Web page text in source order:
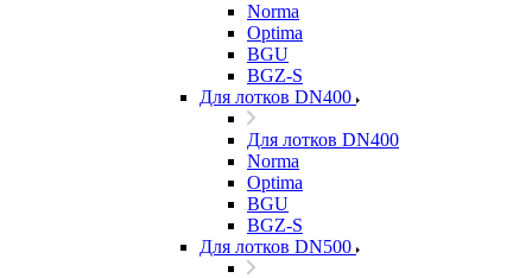
Norma
Optima
BGU
BGZ-S
Для лотков DN400
Для лотков DN400
Norma
Optima
BGU
BGZ-S
Для лотков DN500